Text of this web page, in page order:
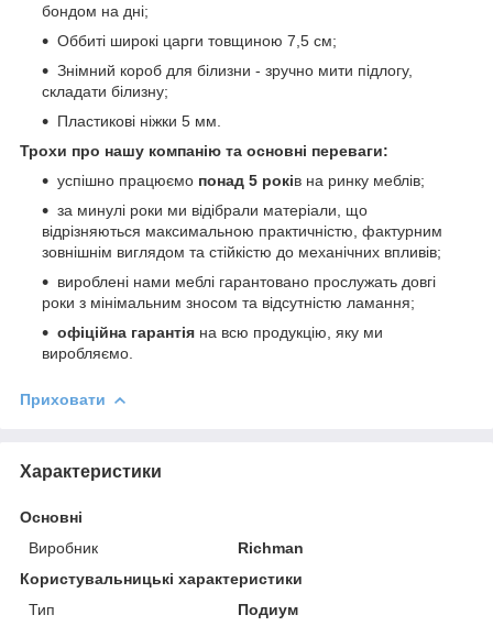
бондом на дні;
Оббиті широкі царги товщиною 7,5 см;
Знімний короб для білизни - зручно мити підлогу,
складати білизну;
Пластикові ніжки 5 мм.
Трохи про нашу компанію та основні переваги:
успішно працюємо понад 5 років на ринку меблів;
за минулі роки ми відібрали матеріали, що
відрізняються максимальною практичністю, фактурним
зовнішнім виглядом та стійкістю до механічних впливів;
вироблені нами меблі гарантовано прослужать довгі
роки з мінімальним зносом та відсутністю ламання;
офіційна гарантія на всю продукцію, яку ми
виробляємо.
Приховати
Характеристики
Основні
Виробник
Richman
Користувальницькі характеристики
Тип
Подиум